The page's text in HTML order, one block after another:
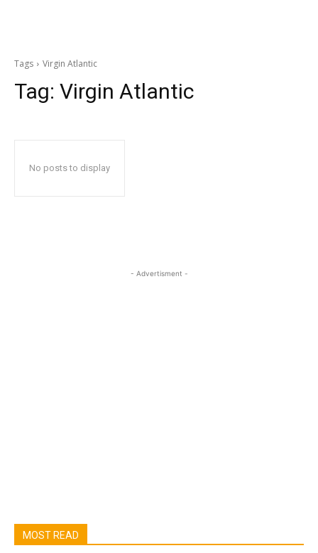
Tags Virgin Atlantic
Tag: Virgin Atlantic
No posts to display
- Advertisment -
MOST READ